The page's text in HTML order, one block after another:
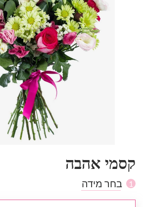
קסמי אהבה
1 בחר מידה